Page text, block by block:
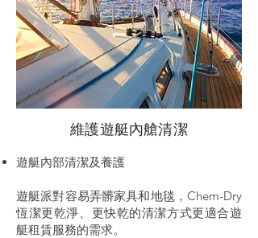
維護遊艇內艙清潔
遊艇內部清潔及養護
遊艇派對容易弄髒家具和地毯，Chem-Dry
恆潔更乾淨、更快乾的清潔方式更適合遊
艇租賃服務的需求。